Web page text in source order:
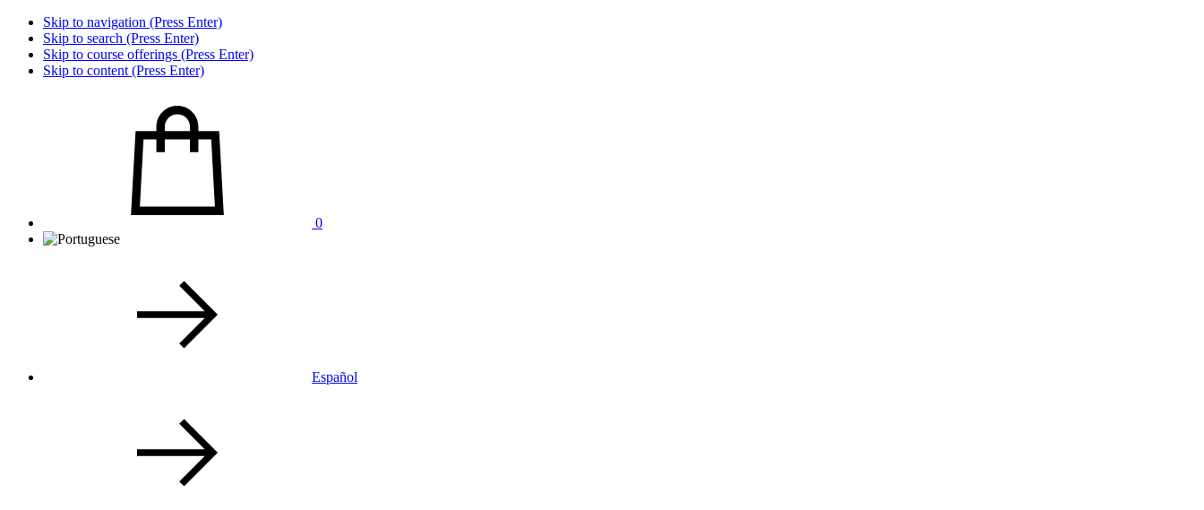
Skip to navigation (Press Enter)
Skip to search (Press Enter)
Skip to course offerings (Press Enter)
Skip to content (Press Enter)
0
Español